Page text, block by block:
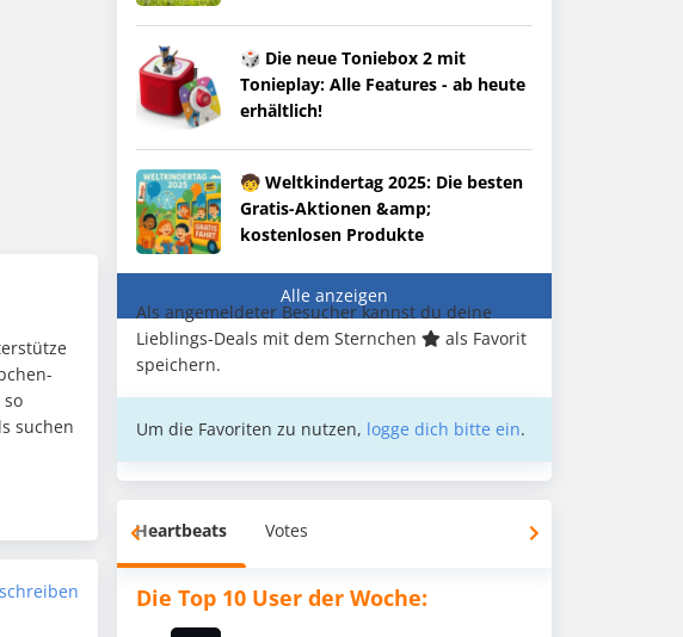
suchen
🎲 Die neue Toniebox 2 mit
Tonieplay: Alle Features - ab heute
erhältlich!
🧒 Weltkindertag 2025: Die besten
Gratis-Aktionen &amp;
kostenlosen Produkte
Alle anzeigen
Als angemeldeter Besucher kannst du deine
Lieblings-Deals mit dem Sternchen
als Favorit
speichern.
Um die Favoriten zu nutzen, logge dich bitte ein.
Heartbeats Votes
Die Top 10 User der Woche: